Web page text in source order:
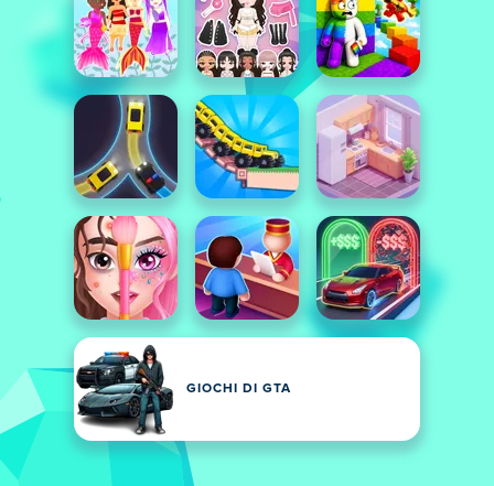
GIOCHI DI GTA